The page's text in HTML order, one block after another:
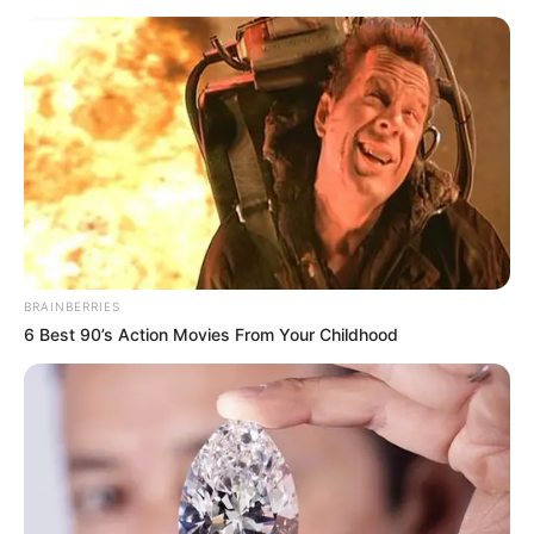
TEMAS RELACIONADOS
HELICONIA - ANTIOQUIA
SAN ANTONIO DE PRADO
CAPTURAS
HURTO ROBO
LADRONES
ALERTA PAISA
NOTICIAS ANTIOQUIA
NOTICIAS MEDELLÍN
MANTÉNGASE EN ALERTA
interesan. Para estar bien informado, por
favor, active las notificaciones de Alerta.
ACTIVAR AHORA
BRAINBERRIES
6 Best 90’s Action Movies From Your Childhood